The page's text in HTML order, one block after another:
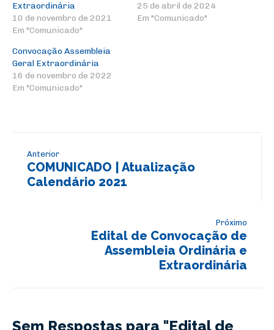
Extraordinária
10 de novembro de 2021
Em "Comunicado"
25 de abril de 2024
Em "Comunicado"
Convocação Assembleia
Geral Extraordinária
16 de novembro de 2022
Em "Comunicado"
Anterior
COMUNICADO | Atualização
Calendário 2021
Próximo
Edital de Convocação de
Assembleia Ordinária e
Extraordinária
Sem Respostas para "Edital de